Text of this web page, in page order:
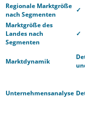
Regionale Marktgröße
nach Segmenten
✓
Marktgröße des
Landes nach
Segmenten
✓
Marktdynamik
Unternehmensanalyse